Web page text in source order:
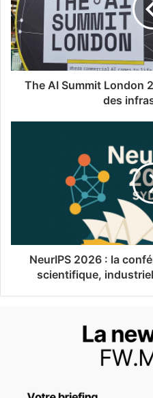
The AI Summit London
des
NeurIPS 2026 : la
scientifique,